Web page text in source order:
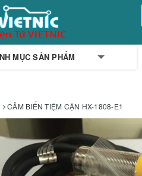
MỤC SẢN PHẨM
CẢM BIẾN TIỆM CẬN HX-1808-E1